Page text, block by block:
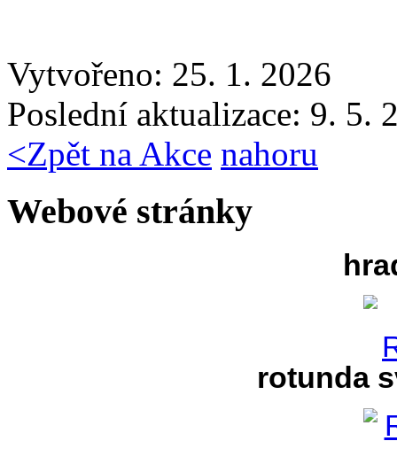
Vytvořeno: 25. 1. 2026
Poslední aktualizace: 9. 5.
<Zpět na Akce nahoru
Webové stránky
rotunda